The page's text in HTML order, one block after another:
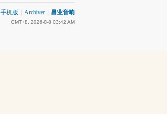
手机版 Archiver 昌业音响
GMT+8, 2026-8-8 03:42 AM